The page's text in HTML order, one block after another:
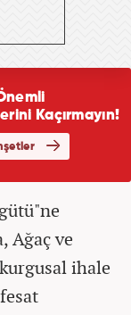
Ağaç ve
ihale